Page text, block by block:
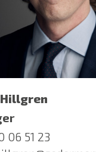
06 51 23